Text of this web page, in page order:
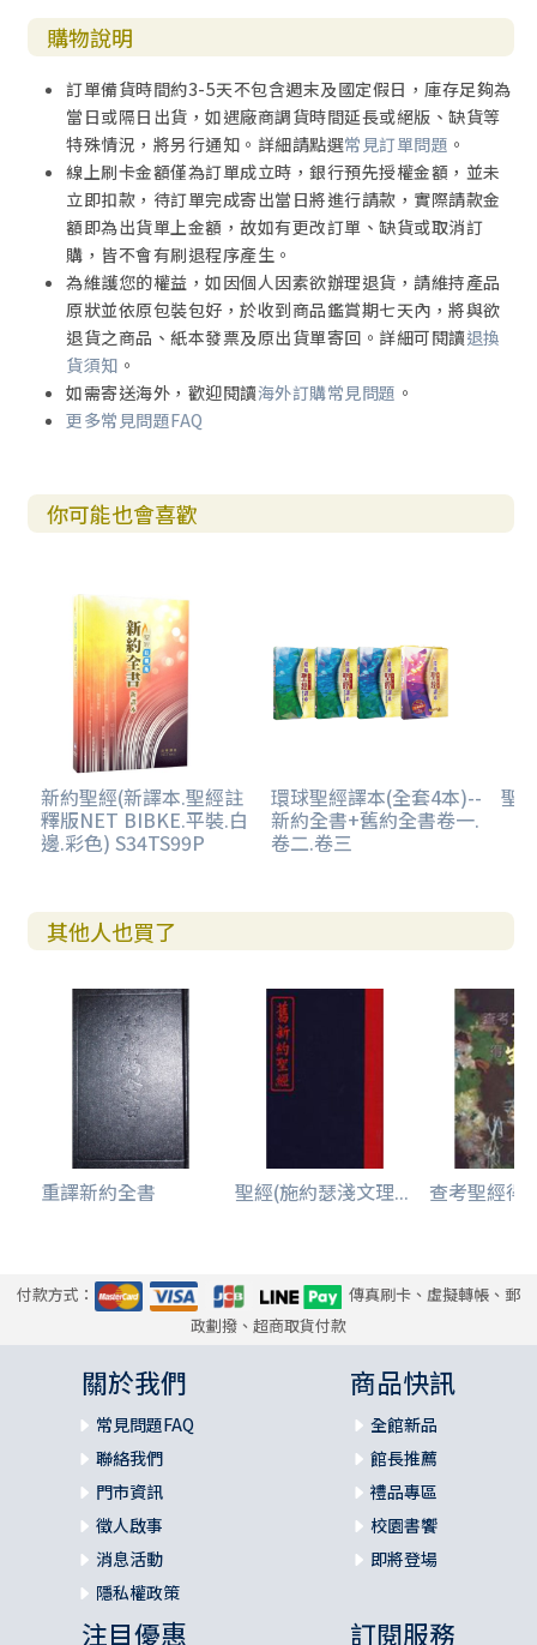
購物說明
訂單備貨時間約3-5天不包含週末及國定假日，庫存足夠為
當日或隔日出貨，如遇廠商調貨時間延長或絕版、缺貨等
特殊情況，將另行通知。詳細請點選常見訂單問題 。
線上刷卡金額僅為訂單成立時，銀行預先授權金額，並未
立即扣款，待訂單完成寄出當日將進行請款，實際請款金
額即為出貨單上金額，故如有更改訂單、缺貨或取消訂
購，皆不會有刷退程序產生。
為維護您的權益，如因個人因素欲辦理退貨，請維持產品
原狀並依原包裝包好，於收到商品鑑賞期七天內，將與欲
退貨之商品、紙本發票及原出貨單寄回。詳細可閱讀退換
貨須知 。
如需寄送海外，歡迎閱讀海外訂購常見問題 。
更多常見問題FAQ
你可能也會喜歡
新約聖經(新譯本.聖經註
釋版NET BIBKE.平裝.白
邊.彩色) S34TS99P
環球聖經譯本(全套4本)--
新約全書+舊約全書卷一.
卷二.卷三
聖
其他人也買了
重譯新約全書 聖經(施約瑟淺文理... 查考聖經得
付款方式：
傳真刷卡、虛擬轉帳、郵
政劃撥、超商取貨付款
關於我們
常見問題FAQ
聯絡我們
門市資訊
徵人啟事
消息活動
隱私權政策
商品快訊
全館新品
館長推薦
禮品專區
校園書饗
即將登場
注目優惠 訂閱服務